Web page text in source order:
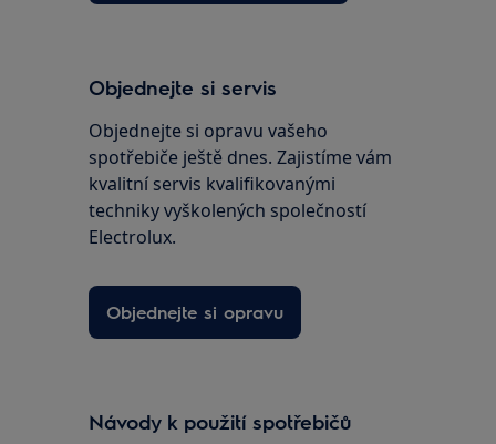
Objednejte si servis
Objednejte si opravu vašeho
spotřebiče ještě dnes. Zajistíme vám
kvalitní servis kvalifikovanými
techniky vyškolených společností
Electrolux.
Objednejte si opravu
Návody k použití spotřebičů